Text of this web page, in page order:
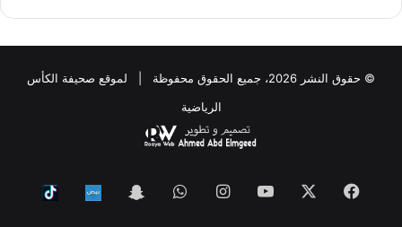
© حقوق النشر 2026، جميع الحقوق محفوظة | لموقع صحيفة الكأس
الرياضية
فيسبوك ‫YouTubeانستقرامواتساب Snapchat
Nabd